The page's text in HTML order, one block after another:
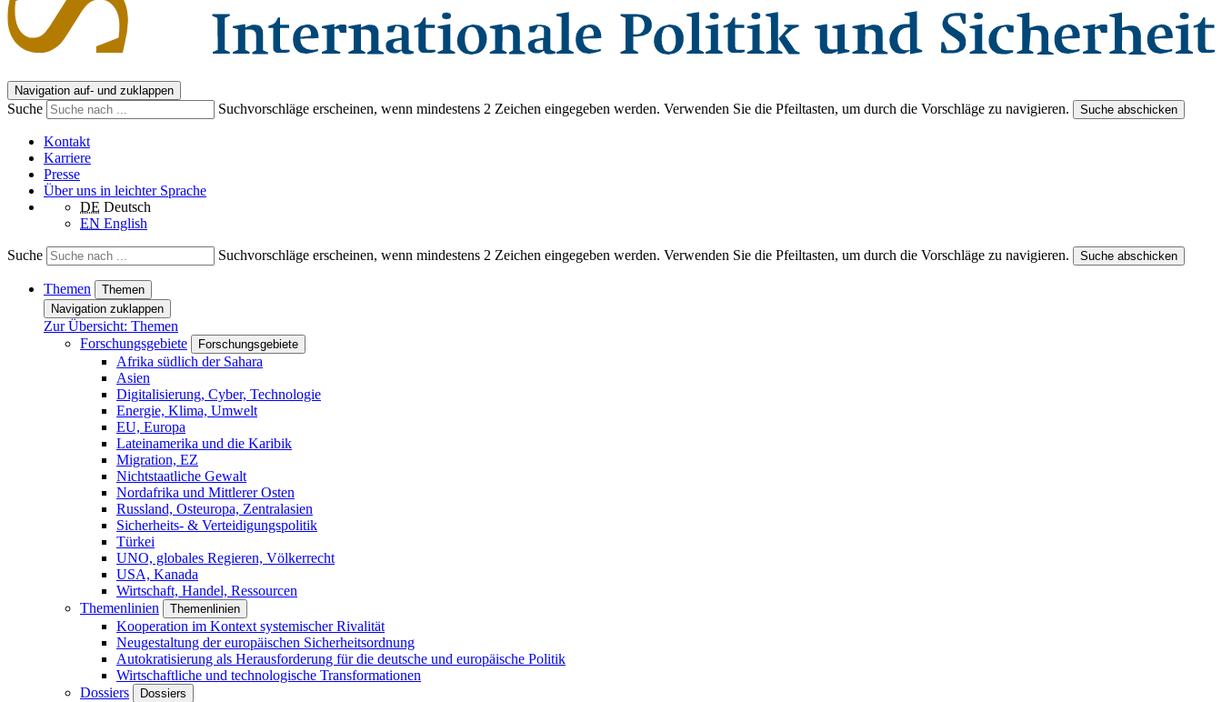
Navigation auf- und zuklappen
Suche Suchvorschläge erscheinen, wenn mindestens 2 Zeichen eingegeben werden. Verwenden Sie die Pfeiltasten, um durch die Vorschläge zu navigieren. Suche abschicken
Kontakt
Karriere
Presse
Über uns in leichter Sprache
DE Deutsch
EN English
Suche Suchvorschläge erscheinen, wenn mindestens 2 Zeichen eingegeben werden. Verwenden Sie die Pfeiltasten, um durch die Vorschläge zu navigieren. Suche abschicken
Themen
Themen
Navigation zuklappen
Zur Übersicht: Themen
Forschungsgebiete
Forschungsgebiete
Afrika südlich der Sahara
Asien
Digitalisierung, Cyber, Technologie
Energie, Klima, Umwelt
EU, Europa
Lateinamerika und die Karibik
Migration, EZ
Nichtstaatliche Gewalt
Nordafrika und Mittlerer Osten
Russland, Osteuropa, Zentralasien
Sicherheits- & Verteidigungspolitik
Türkei
UNO, globales Regieren, Völkerrecht
USA, Kanada
Wirtschaft, Handel, Ressourcen
Themenlinien
Themenlinien
Kooperation im Kontext systemischer Rivalität
Neugestaltung der europäischen Sicherheitsordnung
Autokratisierung als Herausforderung für die deutsche und europäische Politik
Wirtschaftliche und technologische Transformationen
Dossiers
Dossiers